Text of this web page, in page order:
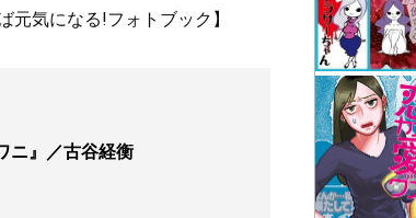
気になる!フォトブック】
ニ』／古谷経衡